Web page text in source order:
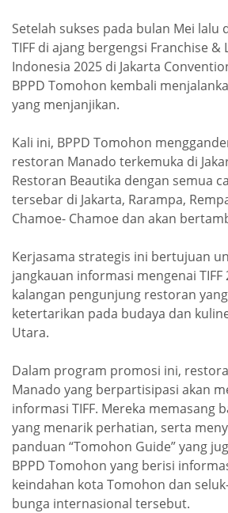
Setelah sukses pada bulan Mei lalu
TIFF di ajang bergengsi Franchise &
Indonesia 2025 di Jakarta
BPPD Tomohon kembali
yang menjanjikan.
Kali ini, BPPD Tomohon
restoran Manado terkemuka di
Restoran Beautika dengan semua
tersebar di Jakarta, Rarampa,
Chamoe- Chamoe dan akan
Kerjasama strategis ini bertujuan
jangkauan informasi mengenai TIFF
kalangan pengunjung restoran
ketertarikan pada budaya dan
Utara.
Dalam program promosi ini,
Manado yang berpartisipasi akan
informasi TIFF. Mereka memasang
yang menarik perhatian, serta
panduan “Tomohon Guide” yang
BPPD Tomohon yang berisi
keindahan kota Tomohon dan
bunga internasional tersebut.